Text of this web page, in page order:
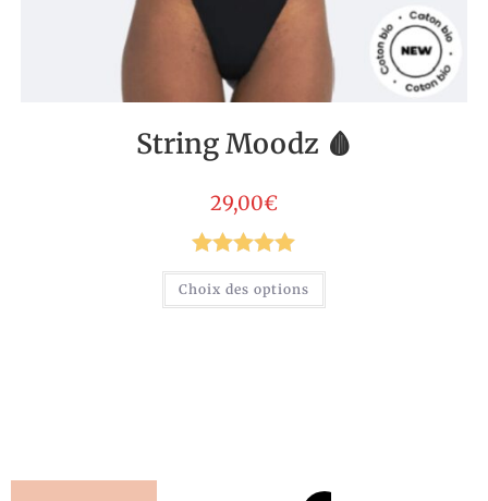
String Moodz 🩸
29,00€
Note5.00
sur 5
Choix des options